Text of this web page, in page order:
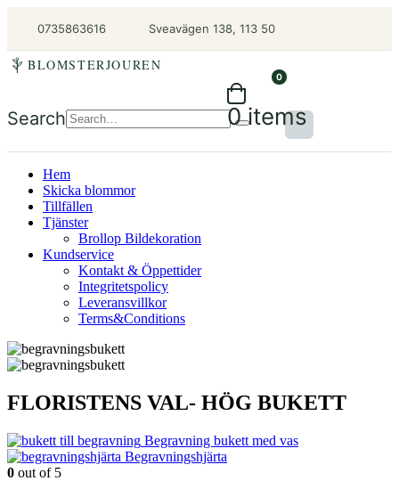
0735863616 Sveavägen 138, 113 50
BLOMSTERJOUREN
Search
0
0 items
Hem
Skicka blommor
Tillfällen
Tjänster
Brollop Bildekoration
Kundservice
Kontakt & Öppettider
Integritetspolicy
Leveransvillkor
Terms&Conditions
FLORISTENS VAL- HÖG BUKETT
Begravning bukett med vas
Begravningshjärta
0 out of 5